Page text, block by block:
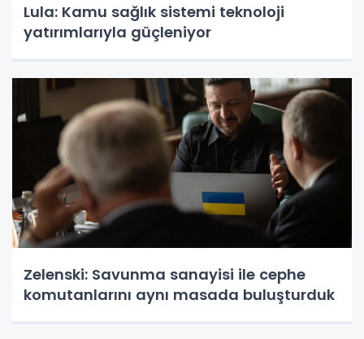
Lula: Kamu sağlık sistemi teknoloji
yatırımlarıyla güçleniyor
Zelenski: Savunma sanayisi ile cephe
komutanlarını aynı masada buluşturduk